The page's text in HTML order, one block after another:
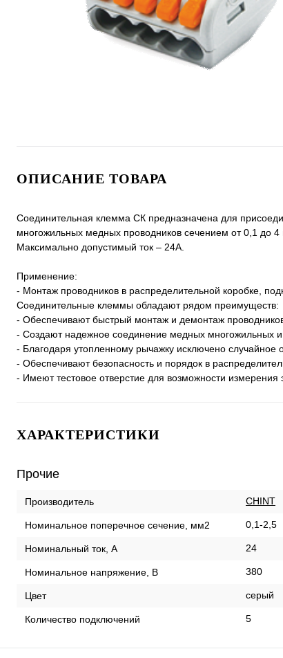
ОПИСАНИЕ ТОВАРА
Соединительная клемма СК предназначена для
многожильных медных проводников сечением от 0,1 до 4
Максимально допустимый ток – 24А.
Применение:
- Монтаж проводников в распределительной коробке,
Соединительные клеммы обладают рядом преимуществ:
- Обеспечивают быстрый монтаж и демонтаж
- Создают надежное соединение медных многожильных
- Благодаря утопленному рычажку исключено случайное
- Обеспечивают безопасность и порядок в
- Имеют тестовое отверстие для возможности
ХАРАКТЕРИСТИКИ
Прочие
Производитель CHINT
Номинальное поперечное сечение, мм2 0,1-2,5
Номинальный ток, А 24
Номинальное напряжение, В 380
Цвет серый
Количество подключений 5